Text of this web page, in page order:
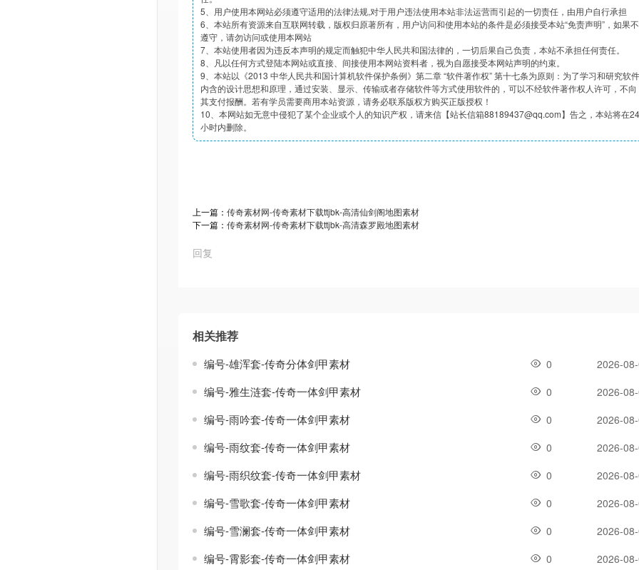
5、用户使用本网站必须遵守适用的法律法规,对于用户违法使用本站非法运营而引起的一切责任，由用户自行承担
6、本站所有资源来自互联网转载，版权归原著所有，用户访问和使用本站的条件是必须接受本站“免责声明”，如果不
遵守，请勿访问或使用本网站
7、本站使用者因为违反本声明的规定而触犯中华人民共和国法律的，一切后果自己负责，本站不承担任何责任。
8、凡以任何方式登陆本网站或直接、间接使用本网站资料者，视为自愿接受本网站声明的约束。
9、本站以《2013 中华人民共和国计算机软件保护条例》第二章 “软件著作权” 第十七条为原则：为了学习和研究软件
内含的设计思想和原理，通过安装、显示、传输或者存储软件等方式使用软件的，可以不经软件著作权人许可，不向
其支付报酬。若有学员需要商用本站资源，请务必联系版权方购买正版授权！
10、本网站如无意中侵犯了某个企业或个人的知识产权，请来信【站长信箱88189437@qq.com】告之，本站将在24
小时内删除。
上一篇： 传奇素材网-传奇素材下载ttjbk-高清仙剑阁地图素材
下一篇： 传奇素材网-传奇素材下载ttjbk-高清森罗殿地图素材
回复
相关推荐
编号-雄浑套-传奇分体剑甲素材 0 2026-
编号-雅生涟套-传奇一体剑甲素材 0 2026-
编号-雨吟套-传奇一体剑甲素材 0 2026-
编号-雨纹套-传奇一体剑甲素材 0 2026-
编号-雨织纹套-传奇一体剑甲素材 0 2026-
编号-雪歌套-传奇一体剑甲素材 0 2026-
编号-雪澜套-传奇一体剑甲素材 0 2026-
编号-霄影套-传奇一体剑甲素材 0 2026-